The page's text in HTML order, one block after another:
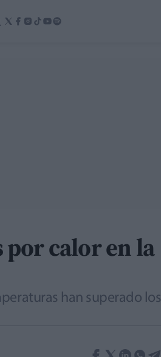
por calor en la
han superado los